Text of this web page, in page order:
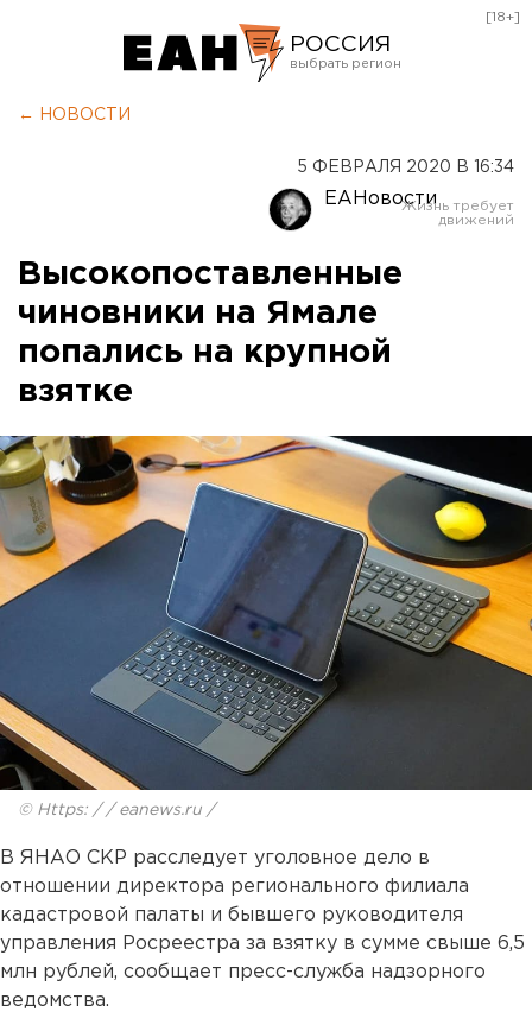
РОССИЯ
Оренбург
[18+]
← НОВОСТИ
5 ФЕВРАЛЯ 2020 В 16:34
ЕАНовости
Высокопоставленные
чиновники на Ямале
попались на крупной
взятке
© Https: / / eanews.ru /
В ЯНАО СКР расследует уголовное дело в
отношении директора регионального филиала
кадастровой палаты и бывшего руководителя
управления Росреестра за взятку в сумме свыше 6,5
млн рублей, сообщает пресс-служба надзорного
ведомства.